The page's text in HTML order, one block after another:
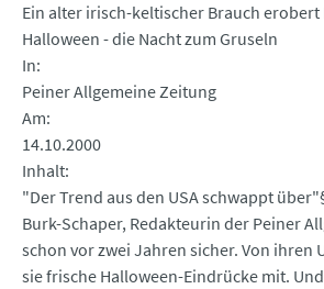
Ein alter irisch-keltischer Brauch erobert
Halloween - die Nacht zum Gruseln
In
Peiner Allgemeine Zeitung
Am
14.10.2000
Inhalt
"Der Trend aus den USA schwappt
Burk-Schaper, Redakteurin der Peiner
schon vor zwei Jahren sicher. Von ihren
sie frische Halloween-Eindrücke mit.